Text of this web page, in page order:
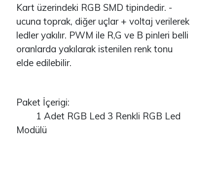
Kart üzerindeki RGB SMD tipindedir. -
ucuna toprak, diğer uçlar + voltaj verilerek
ledler yakılır. PWM ile R,G ve B pinleri belli
oranlarda yakılarak istenilen renk tonu
elde edilebilir.
Paket İçerigi:
1 Adet RGB Led 3 Renkli RGB Led
Modülü